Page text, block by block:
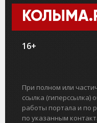
16+
При полном или
ссылка (гиперссылка)
работы портала и по
по указанным